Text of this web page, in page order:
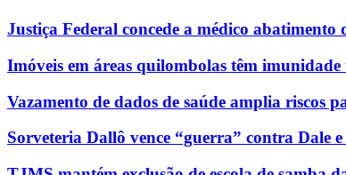
Justiça Federal concede a médico
Imóveis em áreas quilombolas têm
Vazamento de dados de saúde amplia riscos
Sorveteria Dallô vence “guerra” contra Dale